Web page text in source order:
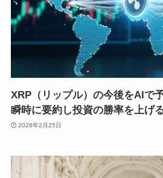
XRP（リップル）の今後をAIで
瞬時に要約し投資の勝率を上げ
2026年2月25日